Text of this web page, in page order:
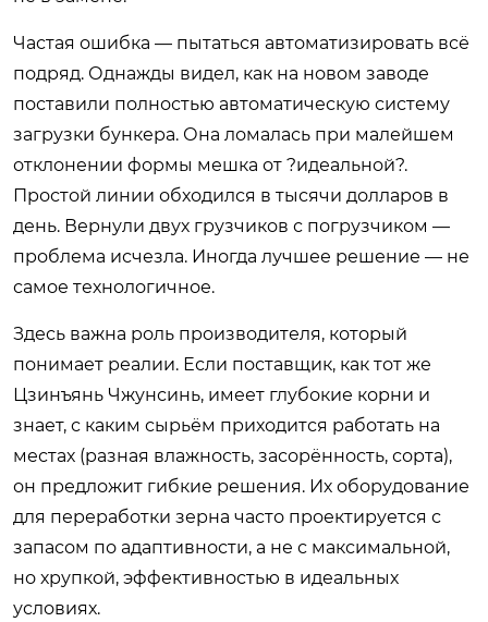
Частая ошибка — пытаться автоматизировать всё
подряд. Однажды видел, как на новом заводе
поставили полностью автоматическую систему
загрузки бункера. Она ломалась при малейшем
отклонении формы мешка от ?идеальной?.
Простой линии обходился в тысячи долларов в
день. Вернули двух грузчиков с погрузчиком —
проблема исчезла. Иногда лучшее решение — не
самое технологичное.
Здесь важна роль производителя, который
понимает реалии. Если поставщик, как тот же
Цзинъянь Чжунсинь, имеет глубокие корни и
знает, с каким сырьём приходится работать на
местах (разная влажность, засорённость, сорта),
он предложит гибкие решения. Их оборудование
для переработки зерна часто проектируется с
запасом по адаптивности, а не с максимальной,
но хрупкой, эффективностью в идеальных
условиях.